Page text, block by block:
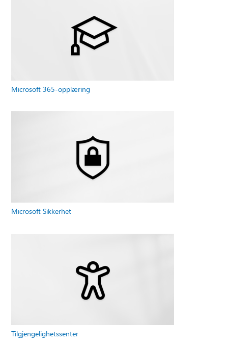
Microsoft 365-opplæring
Microsoft Sikkerhet
Tilgjengelighetssenter